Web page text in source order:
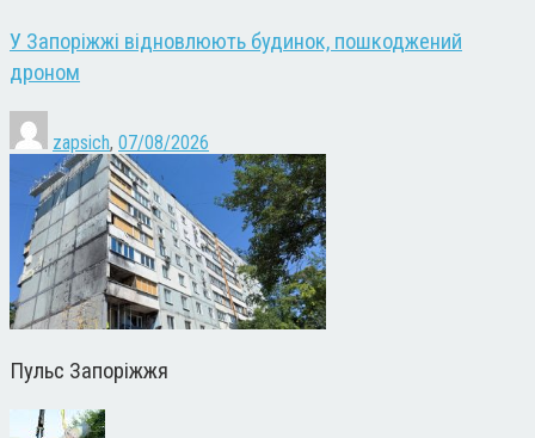
У Запоріжжі відновлюють будинок, пошкоджений
дроном
zapsich, 07/08/2026
Пульс Запоріжжя